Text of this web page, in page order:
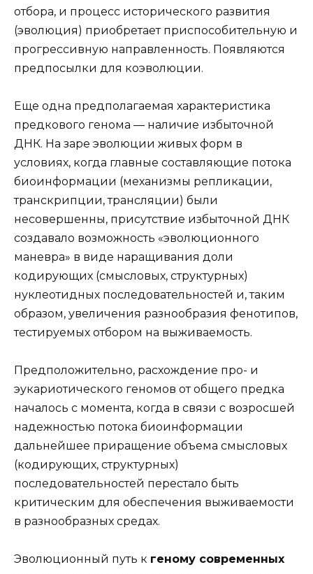
отбора, и процесс исторического развития
(эволюция) приобретает приспособительную и
прогрессивную направленность. Появляются
предпосылки для коэволюции.
Еще одна предполагаемая характеристика
предкового генома — наличие избыточной
ДНК. На заре эволюции живых форм в
условиях, когда главные составляющие потока
биоинформации (механизмы репликации,
транскрипции, трансляции) были
несовершенны, присутствие избыточной ДНК
создавало возможность «эволюционного
маневра» в виде наращивания доли
кодирующих (смысловых, структурных)
нуклеотидных последовательностей и, таким
образом, увеличения разнообразия фенотипов,
тестируемых отбором на выживаемость.
Предположительно, расхождение про- и
эукариотического геномов от общего предка
началось с момента, когда в связи с возросшей
надежностью потока биоинформации
дальнейшее приращение объема смысловых
(кодирующих, структурных)
последовательностей перестало быть
критическим для обеспечения выживаемости
в разнообразных средах.
Эволюционный путь к геному современных